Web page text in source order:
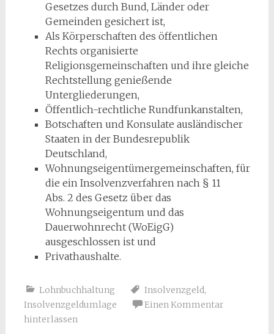
Gesetzes durch Bund, Länder oder
Gemeinden gesichert ist,
Als Körperschaften des öffentlichen
Rechts organisierte
Religionsgemeinschaften und ihre gleiche
Rechtstellung genießende
Untergliederungen,
Öffentlich-rechtliche Rundfunkanstalten,
Botschaften und Konsulate ausländischer
Staaten in der Bundesrepublik
Deutschland,
Wohnungseigentümergemeinschaften, für
die ein Insolvenzverfahren nach § 11
Abs. 2 des Gesetz über das
Wohnungseigentum und das
Dauerwohnrecht (WoEigG)
ausgeschlossen ist und
Privathaushalte.
Lohnbuchhaltung Insolvenzgeld,
Insolvenzgeldumlage
Einen Kommentar
hinterlassen